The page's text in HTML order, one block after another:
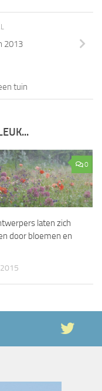
2013
tuin
0
laten zich
door bloemen en
2015